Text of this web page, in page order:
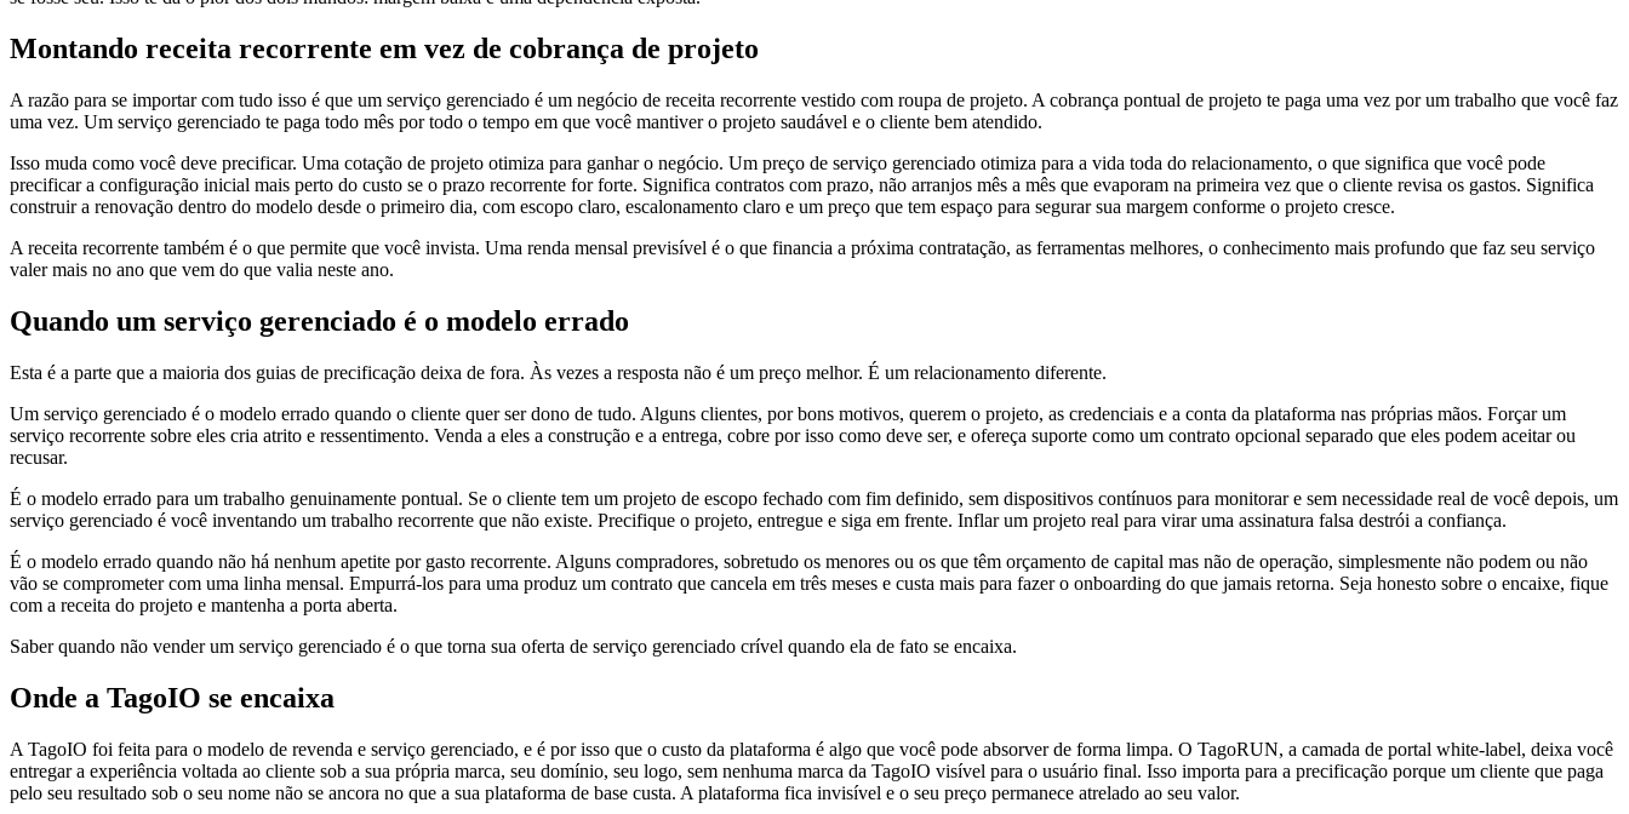
Montando receita recorrente em vez de cobrança de projeto
A razão para se importar com tudo isso é que um serviço gerenciado é um negócio de receita recorrente vestido com roupa de projeto. A cobrança pontual de projeto te paga uma vez por um trabalho que você faz
uma vez. Um serviço gerenciado te paga todo mês por todo o tempo em que você mantiver o projeto saudável e o cliente bem atendido.
Isso muda como você deve precificar. Uma cotação de projeto otimiza para ganhar o negócio. Um preço de serviço gerenciado otimiza para a vida toda do relacionamento, o que significa que você pode
precificar a configuração inicial mais perto do custo se o prazo recorrente for forte. Significa contratos com prazo, não arranjos mês a mês que evaporam na primeira vez que o cliente revisa os gastos. Significa
construir a renovação dentro do modelo desde o primeiro dia, com escopo claro, escalonamento claro e um preço que tem espaço para segurar sua margem conforme o projeto cresce.
A receita recorrente também é o que permite que você invista. Uma renda mensal previsível é o que financia a próxima contratação, as ferramentas melhores, o conhecimento mais profundo que faz seu serviço
valer mais no ano que vem do que valia neste ano.
Quando um serviço gerenciado é o modelo errado
Esta é a parte que a maioria dos guias de precificação deixa de fora. Às vezes a resposta não é um preço melhor. É um relacionamento diferente.
Um serviço gerenciado é o modelo errado quando o cliente quer ser dono de tudo. Alguns clientes, por bons motivos, querem o projeto, as credenciais e a conta da plataforma nas próprias mãos. Forçar um
serviço recorrente sobre eles cria atrito e ressentimento. Venda a eles a construção e a entrega, cobre por isso como deve ser, e ofereça suporte como um contrato opcional separado que eles podem aceitar ou
recusar.
É o modelo errado para um trabalho genuinamente pontual. Se o cliente tem um projeto de escopo fechado com fim definido, sem dispositivos contínuos para monitorar e sem necessidade real de você depois, um
serviço gerenciado é você inventando um trabalho recorrente que não existe. Precifique o projeto, entregue e siga em frente. Inflar um projeto real para virar uma assinatura falsa destrói a confiança.
É o modelo errado quando não há nenhum apetite por gasto recorrente. Alguns compradores, sobretudo os menores ou os que têm orçamento de capital mas não de operação, simplesmente não podem ou não
vão se comprometer com uma linha mensal. Empurrá-los para uma produz um contrato que cancela em três meses e custa mais para fazer o onboarding do que jamais retorna. Seja honesto sobre o encaixe, fique
com a receita do projeto e mantenha a porta aberta.
Saber quando não vender um serviço gerenciado é o que torna sua oferta de serviço gerenciado crível quando ela de fato se encaixa.
Onde a TagoIO se encaixa
A TagoIO foi feita para o modelo de revenda e serviço gerenciado, e é por isso que o custo da plataforma é algo que você pode absorver de forma limpa. O TagoRUN, a camada de portal white-label, deixa você
entregar a experiência voltada ao cliente sob a sua própria marca, seu domínio, seu logo, sem nenhuma marca da TagoIO visível para o usuário final. Isso importa para a precificação porque um cliente que paga
pelo seu resultado sob o seu nome não se ancora no que a sua plataforma de base custa. A plataforma fica invisível e o seu preço permanece atrelado ao seu valor.